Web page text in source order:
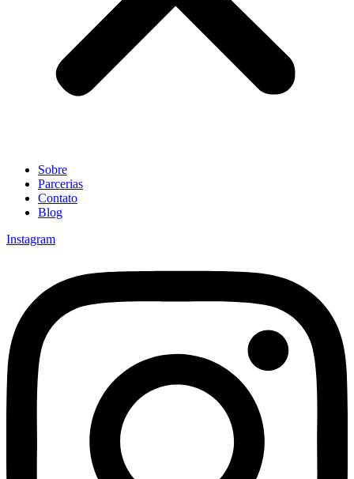
Sobre
Parcerias
Contato
Blog
Instagram